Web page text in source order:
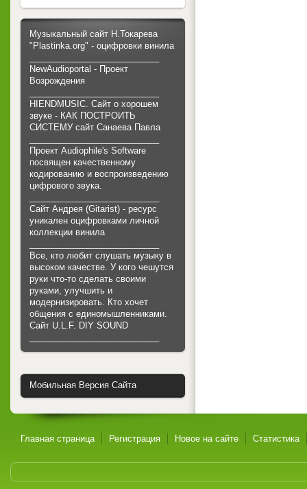
Музыкальный сайт Н.Токарева
"Plastinka.org" - оцифровки винила
NewAudioportal - Проект
Возрождения
HIENDMUSIC. Сайт о хорошем
звуке - КАК ПОСТРОИТЬ
СИСТЕМУ сайт Санаева Павла
Проект Audiophile's Software
посвящен качественному
кодированию и воспроизведению
цифрового звука.
Сайт Андрея (Gitarist) - ресурс
уникален оцифровками личной
коллекции винила
Все, кто любит слушать музыку в
высоком качестве. У кого чешутся
руки что-то сделать своими
руками, улучшить и
модернизировать. Кто хочет
общения с единомышленниками.
Cайт U.L.F. DIY SOUND
Мобильная Версия Сайта
Главная страница Регистрация Новое на сайте Статистика